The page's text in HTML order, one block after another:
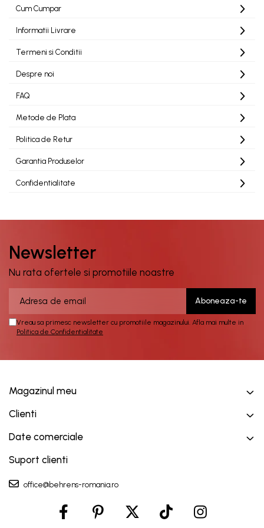
Cum Cumpar
Informatii Livrare
Termeni si Conditii
Despre noi
FAQ
Metode de Plata
Politica de Retur
Garantia Produselor
Confidentialitate
Newsletter
Nu rata ofertele si promotiile noastre
Vreau sa primesc newsletter cu promotiile magazinului. Afla mai multe in
Politica de Confidentialitate
Magazinul meu
Clienti
Date comerciale
Suport clienti
office@behrens-romania.ro